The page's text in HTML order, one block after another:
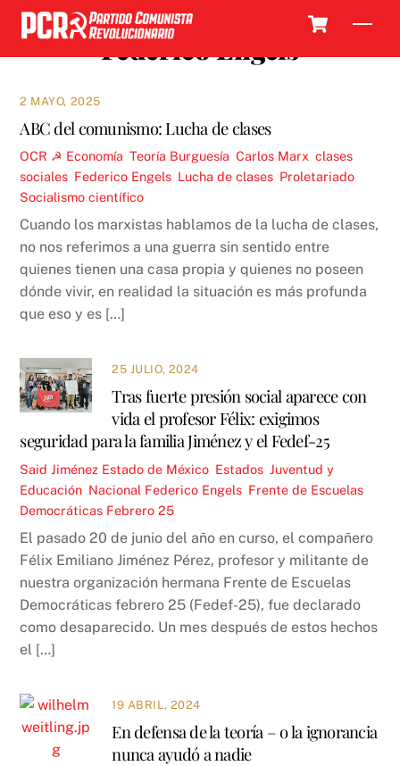
Skip
content
Federico Engels
2 MAYO, 2025
ABC del comunismo: Lucha de clases
OCR ☭ Economía ,Teoría Burguesía ,Carlos Marx ,clases
sociales Federico Engels Lucha de clases Proletariado
Socialismo científico
Cuando los marxistas hablamos de la lucha de clases,
no nos referimos a una guerra sin sentido entre
quienes tienen una casa propia y quienes no poseen
dónde vivir, en realidad la situación es más profunda
que eso y es […]
25 JULIO, 2024
Tras fuerte presión social aparece con
vida el profesor Félix: exigimos
seguridad para la familia Jiménez y el Fedef-25
Said Jiménez Estado de México Estados ,Juventud y
Educación Nacional Federico Engels Frente de Escuelas
Democráticas Febrero 25
El pasado 20 de junio del año en curso, el compañero
Félix Emiliano Jiménez Pérez, profesor y militante de
nuestra organización hermana Frente de Escuelas
Democráticas febrero 25 (Fedef-25), fue declarado
como desaparecido. Un mes después de estos hechos
el […]
19 ABRIL, 2024
En defensa de la teoría – o la ignorancia
nunca ayudó a nadie